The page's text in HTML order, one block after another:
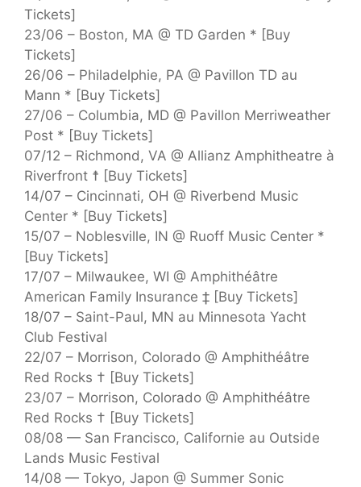
Tickets]
23/06 – Boston, MA @ TD Garden * [Buy
Tickets]
26/06 – Philadelphie, PA @ Pavillon TD au
Mann * [Buy Tickets]
27/06 – Columbia, MD @ Pavillon Merriweather
Post * [Buy Tickets]
07/12 – Richmond, VA @ Allianz Amphitheatre à
Riverfront ☨ [Buy Tickets]
14/07 – Cincinnati, OH @ Riverbend Music
Center * [Buy Tickets]
15/07 – Noblesville, IN @ Ruoff Music Center *
[Buy Tickets]
17/07 – Milwaukee, WI @ Amphithéâtre
American Family Insurance ‡ [Buy Tickets]
18/07 – Saint-Paul, MN au Minnesota Yacht
Club Festival
22/07 – Morrison, Colorado @ Amphithéâtre
Red Rocks † [Buy Tickets]
23/07 – Morrison, Colorado @ Amphithéâtre
Red Rocks † [Buy Tickets]
08/08 — San Francisco, Californie au Outside
Lands Music Festival
14/08 — Tokyo, Japon @ Summer Sonic